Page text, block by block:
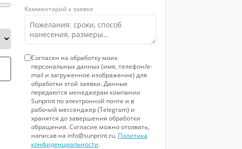
Комментарий к заявке
Согласен на обработку моих
персональных данных (имя, телефон/e-
mail и загруженное изображение) для
обработки этой заявки. Данные
передаются менеджерам компании
Sunprint по электронной почте и в
рабочий мессенджер (Telegram) и
хранятся до завершения обработки
обращения. Согласие можно отозвать,
написав на info@sunprint.ru. Политика
конфиденциальности.